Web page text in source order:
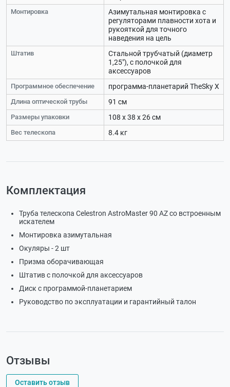
Монтировка
Азимутальная монтировка с
регуляторами плавности хота и
рукояткой для точного
наведения на цель
Штатив
Стальной трубчатый (диаметр
1,25"), с полочкой для
аксессуаров
Программное обеспечение программа-планетарий TheSky X
Длина оптической трубы 91 см
Размеры упаковки 108 x 38 x 26 см
Вес телескопа 8.4 кг
Комплектация
Труба телескопа Celestron AstroMaster 90 AZ со встроенным
искателем
Монтировка азимутальная
Окуляры - 2 шт
Призма оборачивающая
Штатив с полочкой для аксессуаров
Диск с программой-планетарием
Руководство по эксплуатации и гарантийный талон
Отзывы
Оставить отзыв